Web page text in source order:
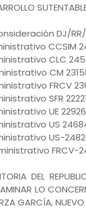
DJ/
CCSIM
CLC
CM
FRCV
SFR
UE
US
US-
FRCV-
DEL
LO
GARCÍA,